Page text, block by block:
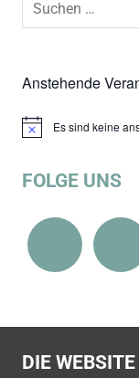
Anstehende
HinweisEs sind keine
FOLGE UNS
DIE